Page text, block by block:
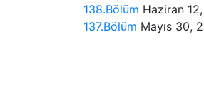
138.Bölüm Haziran
137.Bölüm Mayıs 30,